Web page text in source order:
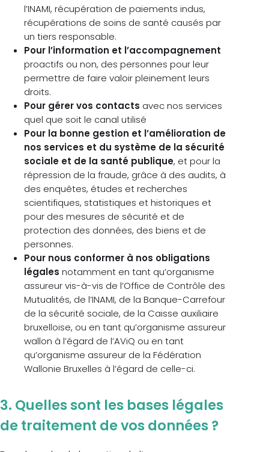
l’INAMI, récupération de paiements indus,
récupérations de soins de santé causés par
un tiers responsable.
Pour l’information et l’accompagnement
proactifs ou non, des personnes pour leur
permettre de faire valoir pleinement leurs
droits.
Pour gérer vos contacts avec nos services
quel que soit le canal utilisé
Pour la bonne gestion et l’amélioration de
nos services et du système de la sécurité
sociale et de la santé publique, et pour la
répression de la fraude, grâce à des audits, à
des enquêtes, études et recherches
scientifiques, statistiques et historiques et
pour des mesures de sécurité et de
protection des données, des biens et de
personnes.
Pour nous conformer à nos obligations
légales notamment en tant qu’organisme
assureur vis-à-vis de l’Office de Contrôle des
Mutualités, de l’INAMI, de la Banque-Carrefour
de la sécurité sociale, de la Caisse auxiliaire
bruxelloise, ou en tant qu’organisme assureur
wallon à l’égard de l’AViQ ou en tant
qu’organisme assureur de la Fédération
Wallonie Bruxelles à l’égard de celle-ci.
3. Quelles sont les bases légales
de traitement de vos données ?